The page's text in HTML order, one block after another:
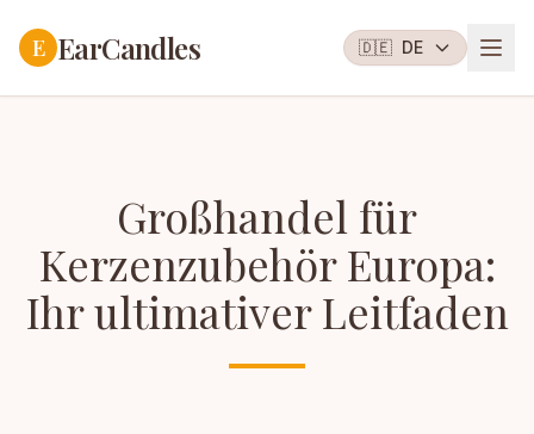
E EarCandles 🇩🇪 DE
Großhandel für
Kerzenzubehör Europa:
Ihr ultimativer Leitfaden